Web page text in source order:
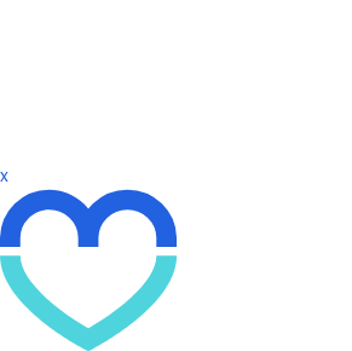
x